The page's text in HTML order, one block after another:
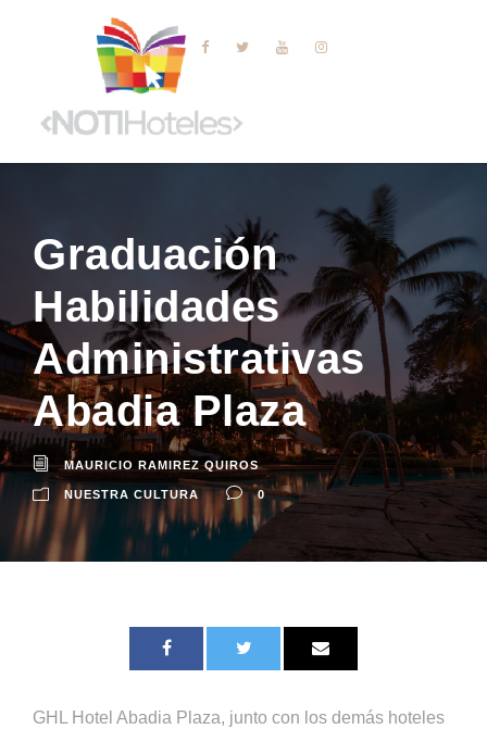
Graduación
Habilidades
Administrativas
Abadia Plaza
MAURICIO RAMIREZ QUIROS
NUESTRA CULTURA 0
GHL Hotel Abadia Plaza, junto con los demás hoteles